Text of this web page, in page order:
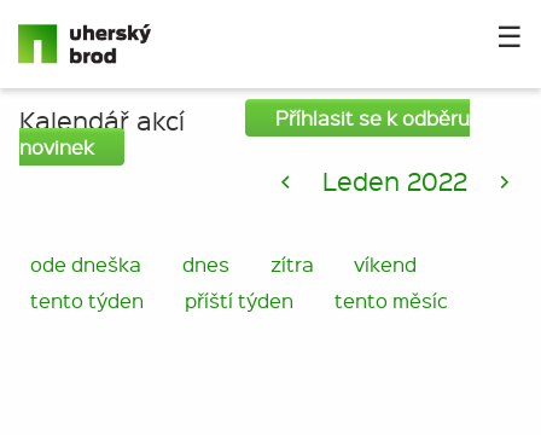
☰
Kalendář akcí
Příhlasit se k odběru
novinek
< Leden 2022 >
ode dneška dnes zítra
víkend
tento týden
příští týden tento měsíc